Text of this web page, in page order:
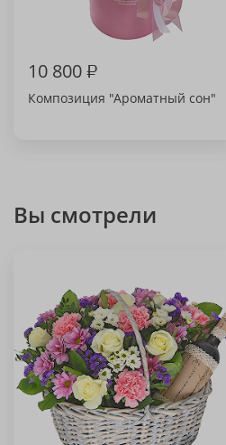
10 800₽
Композиция "Ароматный сон"
Вы смотрели